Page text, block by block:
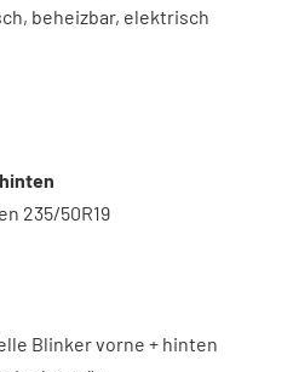
beheizbar, elektrisch
235/50R19
Blinker vorne + hinten